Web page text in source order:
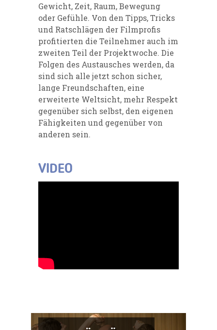
Gewicht, Zeit, Raum, Bewegung
oder Gefühle. Von den Tipps, Tricks
und Ratschlägen der Filmprofis
profitierten die Teilnehmer auch im
zweiten Teil der Projektwoche. Die
Folgen des Austausches werden, da
sind sich alle jetzt schon sicher,
lange Freundschaften, eine
erweiterte Weltsicht, mehr Respekt
gegenüber sich selbst, den eigenen
Fähigkeiten und gegenüber von
anderen sein.
VIDEO